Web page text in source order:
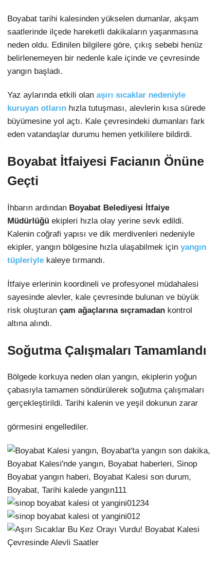
Boyabat tarihi kalesinden yükselen dumanlar, akşam
saatlerinde ilçede hareketli dakikaların yaşanmasına
neden oldu. Edinilen bilgilere göre, çıkış sebebi henüz
belirlenemeyen bir nedenle kale içinde ve çevresinde
yangın başladı.
Yaz aylarında etkili olan aşırı sıcaklar nedeniyle
kuruyan otların hızla tutuşması, alevlerin kısa sürede
büyümesine yol açtı. Kale çevresindeki dumanları fark
eden vatandaşlar durumu hemen yetkililere bildirdi.
Boyabat İtfaiyesi Facianın Önüne
Geçti
İhbarın ardından Boyabat Belediyesi İtfaiye
Müdürlüğü ekipleri hızla olay yerine sevk edildi.
Kalenin coğrafi yapısı ve dik merdivenleri nedeniyle
ekipler, yangın bölgesine hızla ulaşabilmek için yangın
tüpleriyle kaleye tırmandı.
İtfaiye erlerinin koordineli ve profesyonel müdahalesi
sayesinde alevler, kale çevresinde bulunan ve büyük
risk oluşturan çam ağaçlarına sıçramadan kontrol
altına alındı.
Soğutma Çalışmaları Tamamlandı
Bölgede korkuya neden olan yangın, ekiplerin yoğun
çabasıyla tamamen söndürülerek soğutma çalışmaları
gerçekleştirildi. Tarihi kalenin ve yeşil dokunun zarar
görmesini engellediler.